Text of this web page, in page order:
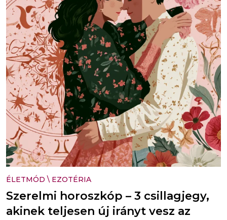
ÉLETMÓD \ EZOTÉRIA
Szerelmi horoszkóp – 3 csillagjegy,
akinek teljesen új irányt vesz az